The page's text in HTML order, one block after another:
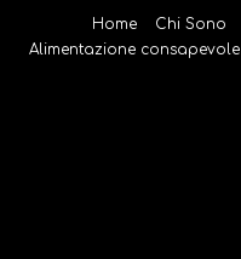
Home Chi Sono
Alimentazione consapevole